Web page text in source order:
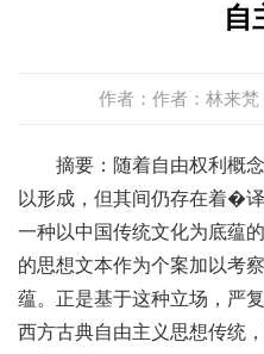
自
作者：作者：林来梵
摘要：随着自由权利概
以形成，但其间仍存在着�
一种以中国传统文化为底蕴
的思想文本作为个案加以考
蕴。正是基于这种立场，严
西方古典自由主义思想传统